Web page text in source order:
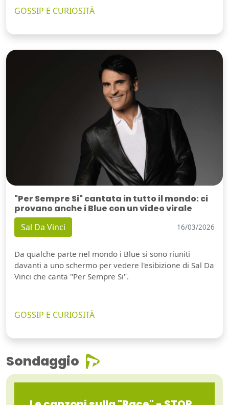
GOSSIP E CURIOSITÀ
"Per Sempre Si" cantata in tutto il mondo: ci
provano anche i Blue con un video virale
Sal Da Vinci 16/03/2026
Da qualche parte nel mondo i Blue si sono riuniti
davanti a uno schermo per vedere l'esibizione di Sal Da
Vinci che canta "Per Sempre Si".
GOSSIP E CURIOSITÀ
Sondaggio